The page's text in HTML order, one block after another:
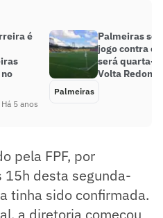
é
Há 5 anos
Palmeiras se
jogo contra o
será quarta-
Volta
Palmeiras
pela FPF, por
desta segunda-
tinha sido confirmada.